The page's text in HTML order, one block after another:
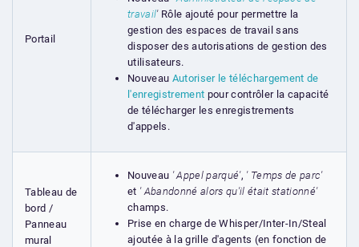
Portail
travail'Rôle ajouté pour permettre la
gestion des espaces de travail sans
disposer des autorisations de gestion des
utilisateurs.
Nouveau Autoriser le téléchargement de
l'enregistrement pour contrôler la capacité
de télécharger les enregistrements
d'appels.
Tableau de
bord /
Panneau
mural
Nouveau ' Appel parqué', ' Temps de parc'
et ' Abandonné alors qu'il était stationné'
champs.
Prise en charge de Whisper/Inter-In/Steal
ajoutée à la grille d'agents (en fonction de